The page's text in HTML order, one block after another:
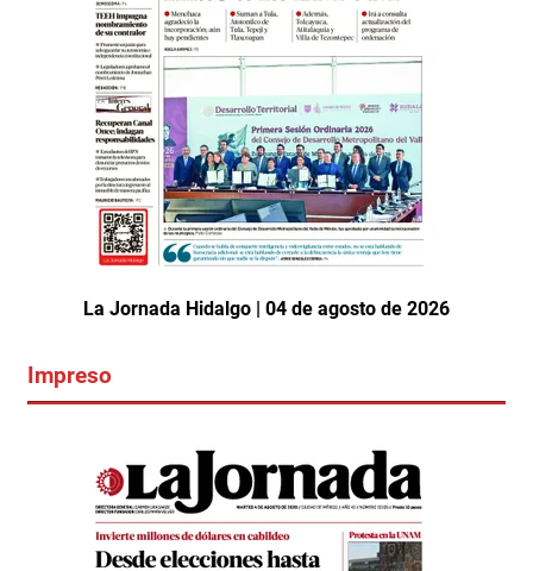
La Jornada Hidalgo | 04 de agosto de 2026
Impreso